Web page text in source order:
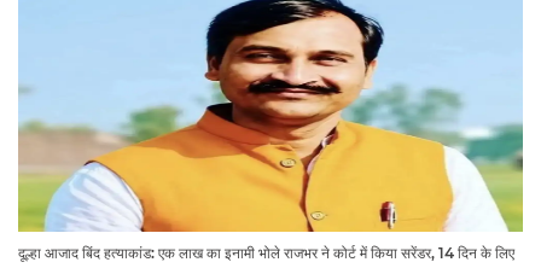
दूल्हा आजाद बिंद हत्याकांड: एक लाख का इनामी भोले राजभर ने कोर्ट में किया सरेंडर, 14 दिन के लिए